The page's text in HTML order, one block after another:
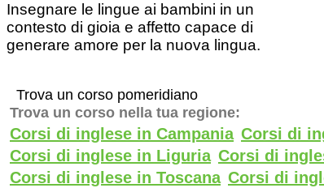
Insegnare le lingue ai bambini in un
contesto di gioia e affetto capace di
generare amore per la nuova lingua.
Trova un corso pomeridiano
Trova un corso nella tua regione:
Corsi di inglese in Campania Corsi di
Corsi di inglese in Liguria Corsi di
Corsi di inglese in Toscana Corsi di